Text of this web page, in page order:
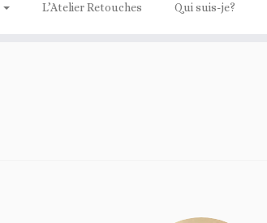
L’Atelier Retouches Qui suis-je?